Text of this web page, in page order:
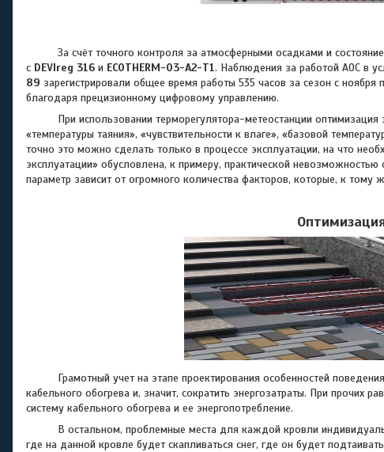
За счёт точного контроля за атмосферными осадками и
с DEVIreg 316 и ECOTHERM-03-А2-Т1. Наблюдения за работой АОС в
89 зарегистрировали общее время работы 535 часов за сезон с
благодаря прецизионному цифровому управлению.
При использовании терморегулятора-метеостанции оптимизация
«температуры таяния», «чувствительности к влаге», «базовой
точно это можно сделать только в процессе эксплуатации, на что
эксплуатации» обусловлена, к примеру, практической
параметр зависит от огромного количества факторов, которые, к тому
Грамотный учет на этапе проектирования особенностей поведения
кабельного обогрева и, значит, сократить энергозатраты. При прочих
систему кабельного обогрева и ее энергопотребление.
В остальном, проблемные места для каждой кровли
где на данной кровле будет скапливаться снег, где он будет